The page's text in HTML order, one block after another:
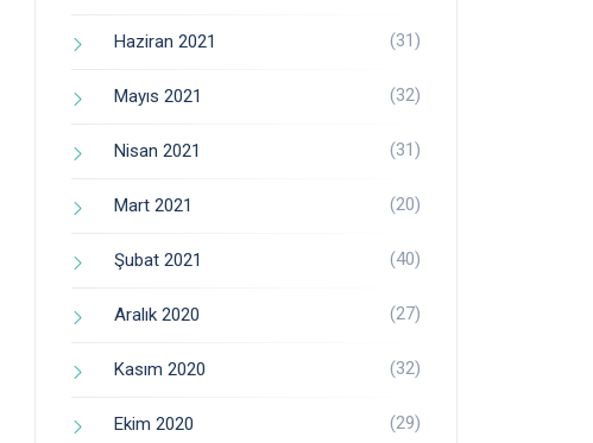
Haziran 2021 (31)
Mayıs 2021 (32)
Nisan 2021 (31)
Mart 2021 (20)
Şubat 2021 (40)
Aralık 2020 (27)
Kasım 2020 (32)
Ekim 2020 (29)